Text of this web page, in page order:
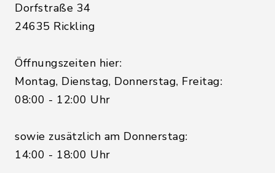
Dorfstraße 34
24635 Rickling
Öffnungszeiten hier:
Montag, Dienstag, Donnerstag, Freitag:
08:00 - 12:00 Uhr
sowie zusätzlich am Donnerstag:
14:00 - 18:00 Uhr